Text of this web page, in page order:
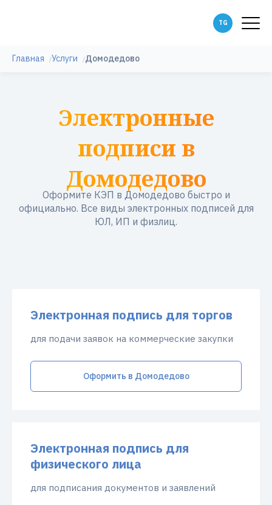
Главная Услуги Домодедово
Электронные
подписи в
Домодедово
Оформите КЭП в Домодедово быстро и
официально. Все виды электронных подписей для
ЮЛ, ИП и физлиц.
Электронная подпись для торгов
для подачи заявок на коммерческие закупки
Оформить в Домодедово
Электронная подпись для
физического лица
для подписания документов и заявлений